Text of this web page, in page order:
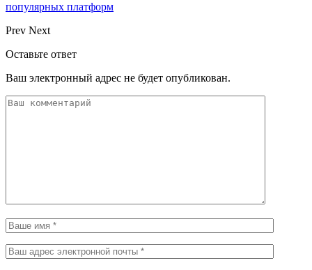
популярных платформ
Prev Next
Оставьте ответ
Ваш электронный адрес не будет опубликован.